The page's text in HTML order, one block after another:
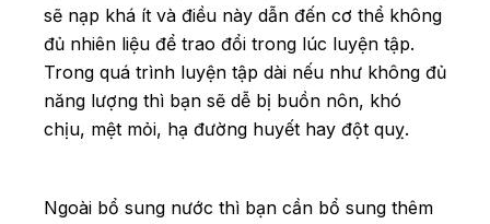
sẽ nạp khá ít và điều này dẫn đến cơ thể không
đủ nhiên liệu để trao đổi trong lúc luyện tập.
Trong quá trình luyện tập dài nếu như không đủ
năng lượng thì bạn sẽ dễ bị buồn nôn, khó
chịu, mệt mỏi, hạ đường huyết hay đột quỵ.
Ngoài bổ sung nước thì bạn cần bổ sung thêm